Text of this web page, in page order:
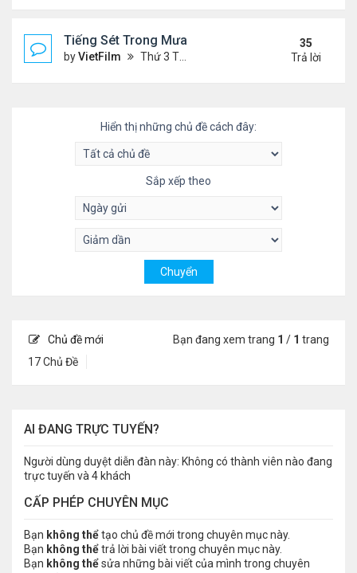
Tiếng Sét Trong Mưa (Lôi Vũ)
byVietFilm Thứ 3 Tháng 10 20, 2020 9:50 pm
35
Trả lời
Hiển thị những chủ đề cách đây:
Sắp xếp theo
Chủ đề mới
17 Chủ Đề
Bạn đang xem trang 1 / 1 trang
AI ĐANG TRỰC TUYẾN?
Người dùng duyệt diễn đàn này: Không có thành viên nào đang
trực tuyến và 4 khách
CẤP PHÉP CHUYÊN MỤC
Bạn không thểtạo chủ đề mới trong chuyên mục này.
Bạn không thểtrả lời bài viết trong chuyên mục này.
Bạn không thểsửa những bài viết của mình trong chuyên